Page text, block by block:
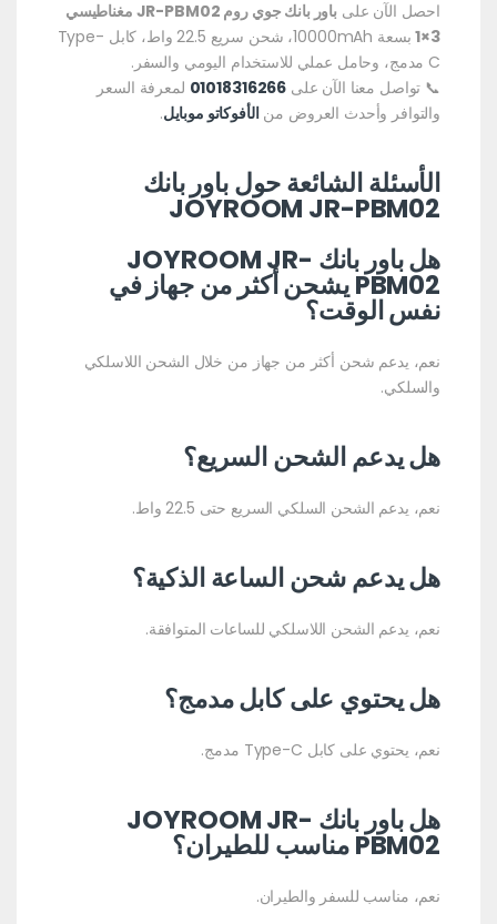
احصل الآن على
باور بانك جوي روم JR-PBM02 مغناطيسي
3×1
بسعة 10000mAh، شحن سريع 22.5 واط، كابل Type-
C مدمج، وحامل عملي للاستخدام اليومي والسفر.
📞 تواصل معنا الآن على 01018316266 لمعرفة السعر
والتوافر وأحدث العروض منالأفوكاتو موبايل.
الأسئلة الشائعة حول باور بانك
JOYROOM JR-PBM02
هل باور بانك JOYROOM JR-
PBM02 يشحن أكثر من جهاز في
نفس الوقت؟
نعم، يدعم شحن أكثر من جهاز من خلال الشحن اللاسلكي
والسلكي.
هل يدعم الشحن السريع؟
نعم، يدعم الشحن السلكي السريع حتى 22.5 واط.
هل يدعم شحن الساعة الذكية؟
نعم، يدعم الشحن اللاسلكي للساعات المتوافقة.
هل يحتوي على كابل مدمج؟
نعم، يحتوي على كابل Type-C مدمج.
هل باور بانك JOYROOM JR-
PBM02 مناسب للطيران؟
نعم، مناسب للسفر والطيران.